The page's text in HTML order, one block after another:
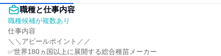
職種と仕事内容
職種候補が複数あり
仕事内容
＼＼アピールポイント／／
✅世界180ヵ国以上に展開する総合種苗メーカー